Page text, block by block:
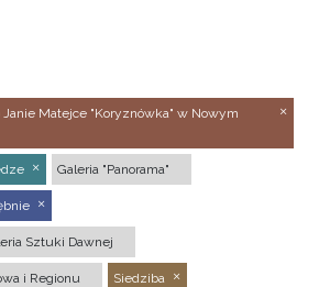
Matejce "Koryznówka" w Nowym
Galeria "Panorama"
Sztuki Dawnej
i Regionu Siedziba